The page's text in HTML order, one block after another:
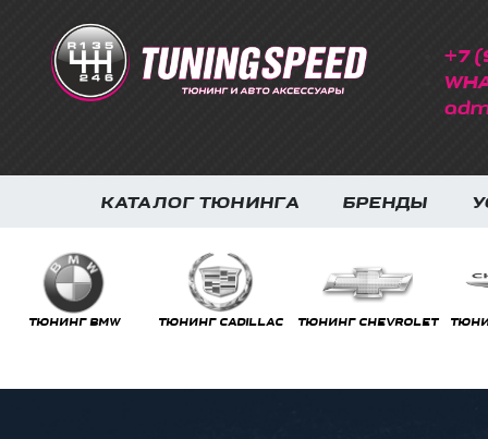
+7
КАТАЛОГ ТЮНИНГА БРЕНДЫ
CADILLAC ТЮНИНГ CHEVROLET ТЮНИНГ CHRYSLER